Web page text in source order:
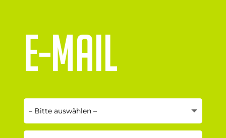
E-MAIL